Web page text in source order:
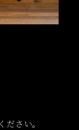
さい。